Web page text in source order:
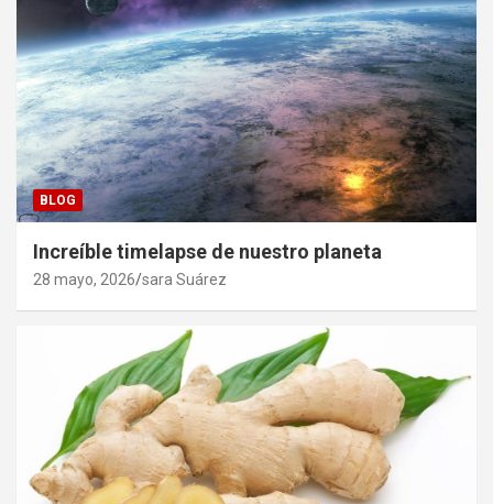
BLOG
Increíble timelapse de nuestro planeta
28 mayo, 2026 sara Suárez